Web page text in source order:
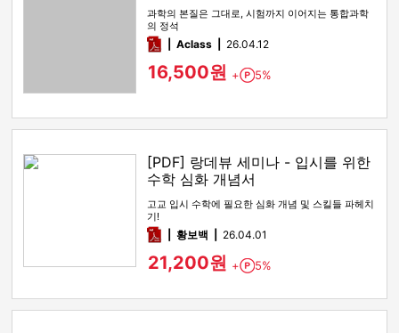
과학의 본질은 그대로, 시험까지 이어지는 통합과학
의 정석
pdfAclass 26.04.12
16,500원 + Point
5%
[PDF] 랑데뷰 세미나 - 입시를 위한
수학 심화 개념서
고교 입시 수학에 필요한 심화 개념 및 스킬들 파헤치
기!
pdf황보백 26.04.01
21,200원 + Point
5%